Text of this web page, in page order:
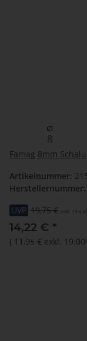
∅
8
Famag 8mm
Artikelnummer:
Herstellernummer:
UVP 19,75 € (inkl. 19%
14,22 € *
( 11,95 € exkl.